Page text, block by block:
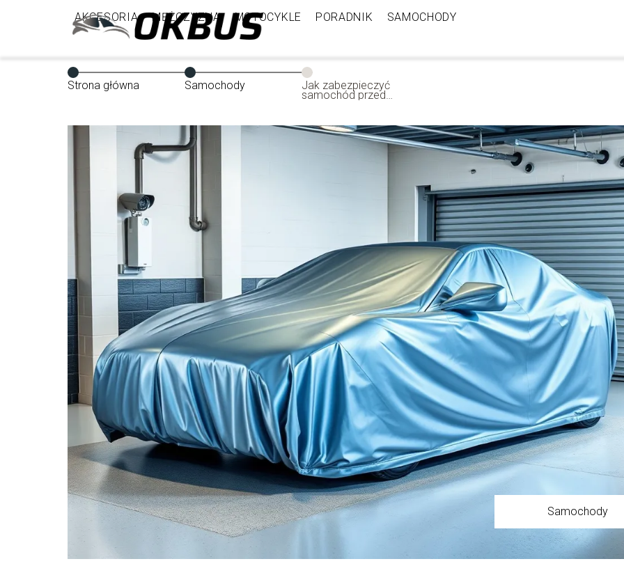
AKCESORIA MĘŻCZYZNA MOTOCYKLE PORADNIK SAMOCHODY
Strona główna Samochody Jak zabezpieczyć
samochód przed
kradzieżą? Sprawdzone
Samochody